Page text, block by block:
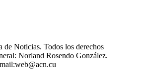
Noticias. Todos los derechos
Norland Rosendo González.
web@acn.cu